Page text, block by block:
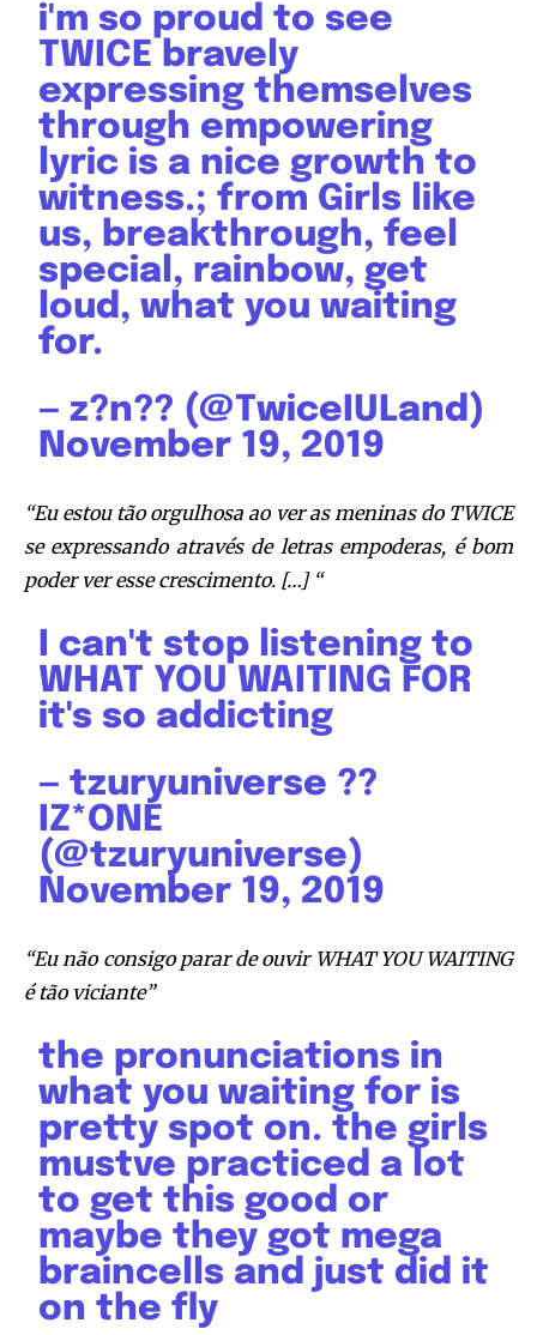
i'm so proud to see
TWICE bravely
expressing themselves
through empowering
lyric is a nice growth to
witness.; from Girls like
us, breakthrough, feel
special, rainbow, get
loud, what you waiting
for.
— z?n?? (@TwiceIULand)
November 19, 2019
“Eu estou tão orgulhosa ao ver as meninas do TWICE
se expressando através de letras empoderas, é bom
poder ver esse crescimento. […] “
I can't stop listening to
WHAT YOU WAITING FOR
it's so addicting
— tzuryuniverse ??
IZ*ONE
(@tzuryuniverse)
November 19, 2019
“Eu não consigo parar de ouvir WHAT YOU WAITING
é tão viciante”
the pronunciations in
what you waiting for is
pretty spot on. the girls
mustve practiced a lot
to get this good or
maybe they got mega
braincells and just did it
on the fly